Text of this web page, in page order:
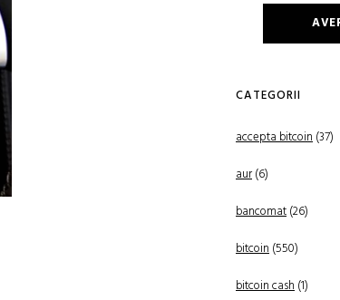
CATEGORII
accepta bitcoin(37)
aur(6)
bancomat(26)
bitcoin(550)
bitcoin cash(1)